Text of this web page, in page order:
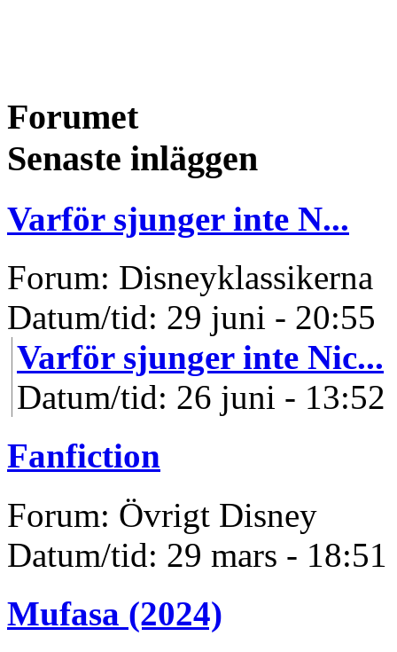
Forumet
Senaste inläggen
Varför sjunger inte N...
Forum: Disneyklassikerna
Datum/tid: 29 juni - 20:55
Varför sjunger inte Nic...
Datum/tid: 26 juni - 13:52
Fanfiction
Forum: Övrigt Disney
Datum/tid: 29 mars - 18:51
Mufasa (2024)